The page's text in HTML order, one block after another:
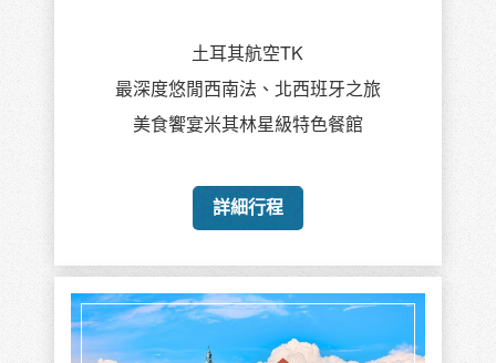
土耳其航空TK
最深度悠閒西南法、北西班牙之旅
美食饗宴米其林星級特色餐館
詳細行程